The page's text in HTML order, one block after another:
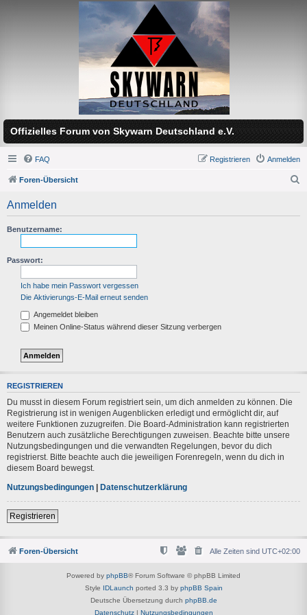
Offizielles Forum von Skywarn Deutschland e.V.
FAQ Anmelden
Registrieren
Foren-Übersicht
Anmelden
Benutzername:
Passwort:
Ich habe mein Passwort vergessen
Die Aktivierungs-E-Mail erneut senden
Angemeldet bleiben
Meinen Online-Status während dieser Sitzung verbergen
REGISTRIEREN
Du musst in diesem Forum registriert sein, um dich anmelden zu können. Die
Registrierung ist in wenigen Augenblicken erledigt und ermöglicht dir, auf
weitere Funktionen zuzugreifen. Die Board-Administration kann registrierten
Benutzern auch zusätzliche Berechtigungen zuweisen. Beachte bitte unsere
Nutzungsbedingungen und die verwandten Regelungen, bevor du dich
registrierst. Bitte beachte auch die jeweiligen Forenregeln, wenn du dich in
diesem Board bewegst.
Nutzungsbedingungen | Datenschutzerklärung
Registrieren
Foren-Übersicht Alle Zeiten sind UTC+02:00
Powered by phpBB® Forum Software © phpBB Limited
Style IDLaunch ported 3.3 by phpBB Spain
Deutsche Übersetzung durch phpBB.de
Datenschutz| Nutzungsbedingungen